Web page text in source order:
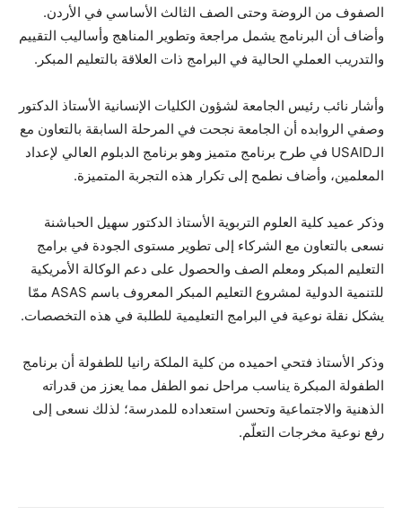
الصفوف من الروضة وحتى الصف الثالث الأساسي في الأردن.
وأضاف أن البرنامج يشمل مراجعة وتطوير المناهج وأساليب التقييم
والتدريب العملي الحالية في البرامج ذات العلاقة بالتعليم المبكر.
وأشار نائب رئيس الجامعة لشؤون الكليات الإنسانية الأستاذ الدكتور
وصفي الروابده أن الجامعة نجحت في المرحلة السابقة بالتعاون مع
الـUSAID في طرح برنامج متميز وهو برنامج الدبلوم العالي لإعداد
المعلمين، وأضاف نطمح إلى تكرار هذه التجربة المتميزة.
وذكر عميد كلية العلوم التربوية الأستاذ الدكتور سهيل الحباشنة
نسعى بالتعاون مع الشركاء إلى تطوير مستوى الجودة في برامج
التعليم المبكر ومعلم الصف والحصول على دعم الوكالة الأمريكية
للتنمية الدولية لمشروع التعليم المبكر المعروف باسم ASAS ممّا
يشكل نقلة نوعية في البرامج التعليمية للطلبة في هذه التخصصات.
وذكر الأستاذ فتحي احميده من كلية الملكة رانيا للطفولة أن برنامج
الطفولة المبكرة يناسب مراحل نمو الطفل مما يعزز من قدراته
الذهنية والاجتماعية وتحسن استعداده للمدرسة؛ لذلك نسعى إلى
رفع نوعية مخرجات التعلّم.